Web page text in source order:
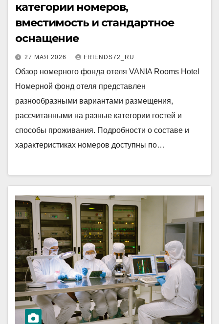
категории номеров,
вместимость и стандартное
оснащение
27 МАЯ 2026 FRIENDS72_RU
Обзор номерного фонда отеля VANIA Rooms Hotel
Номерной фонд отеля представлен
разнообразными вариантами размещения,
рассчитанными на разные категории гостей и
способы проживания. Подробности о составе и
характеристиках номеров доступны по…